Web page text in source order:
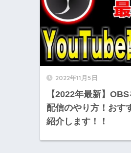
2022年11月5日
【2022年最新】
配信のやり方！おす
紹介します！！